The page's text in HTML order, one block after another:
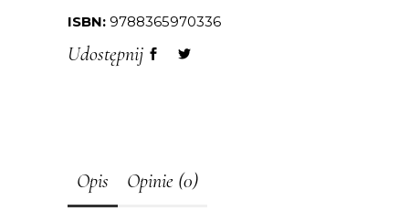
ISBN: 9788365970336
Udostępnij
Opis Opinie (0)